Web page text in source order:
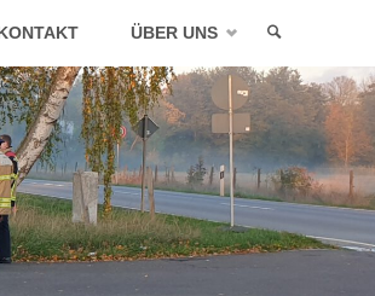
KONTAKT ÜBER UNS
SEARCH